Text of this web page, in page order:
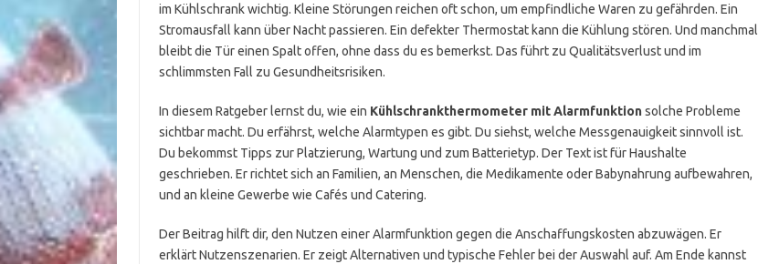
im Kühlschrank wichtig. Kleine Störungen reichen oft schon, um empfindliche Waren zu gefährden. Ein
Stromausfall kann über Nacht passieren. Ein defekter Thermostat kann die Kühlung stören. Und manchmal
bleibt die Tür einen Spalt offen, ohne dass du es bemerkst. Das führt zu Qualitätsverlust und im
schlimmsten Fall zu Gesundheitsrisiken.
In diesem Ratgeber lernst du, wie ein Kühlschrankthermometer mit Alarmfunktionsolche Probleme
sichtbar macht. Du erfährst, welche Alarmtypen es gibt. Du siehst, welche Messgenauigkeit sinnvoll ist.
Du bekommst Tipps zur Platzierung, Wartung und zum Batterietyp. Der Text ist für Haushalte
geschrieben. Er richtet sich an Familien, an Menschen, die Medikamente oder Babynahrung aufbewahren,
und an kleine Gewerbe wie Cafés und Catering.
Der Beitrag hilft dir, den Nutzen einer Alarmfunktion gegen die Anschaffungskosten abzuwägen. Er
erklärt Nutzenszenarien. Er zeigt Alternativen und typische Fehler bei der Auswahl auf. Am Ende kannst